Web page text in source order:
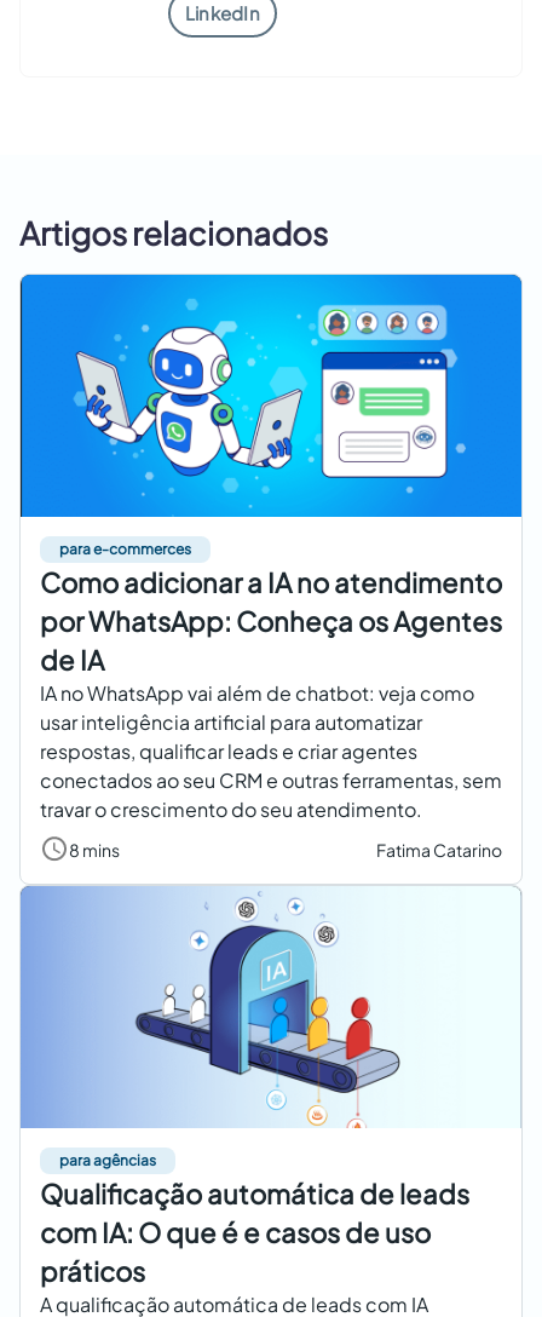
LinkedIn
Artigos relacionados
para e-commerces
Como adicionar a IA no atendimento
por WhatsApp: Conheça os Agentes
de IA
IA no WhatsApp vai além de chatbot: veja como
usar inteligência artificial para automatizar
respostas, qualificar leads e criar agentes
conectados ao seu CRM e outras ferramentas, sem
travar o crescimento do seu atendimento.
8 mins Fatima Catarino
para agências
Qualificação automática de leads
com IA: O que é e casos de uso
práticos
A qualificação automática de leads com IA